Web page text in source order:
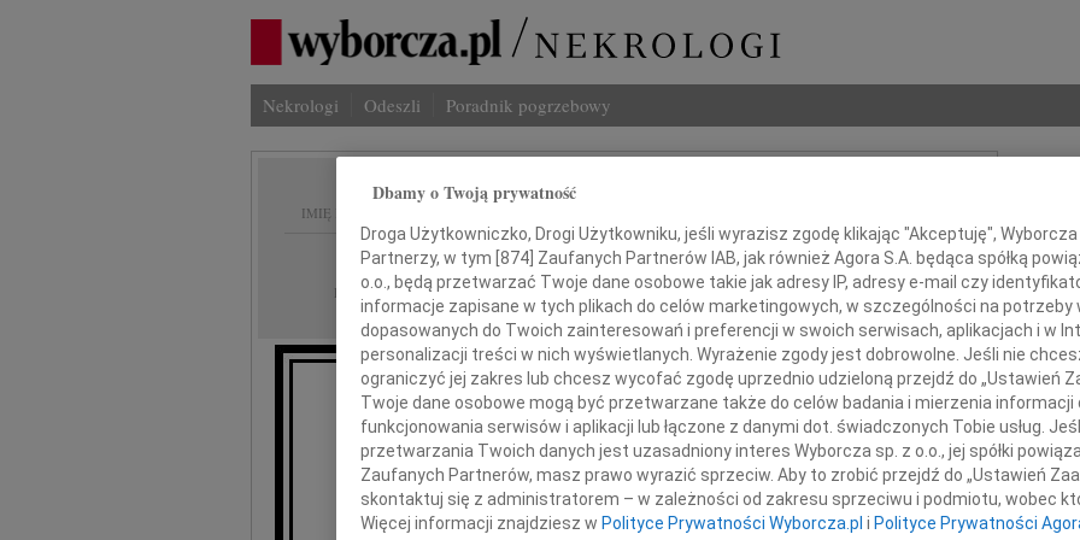
Nekrologi Odeszli Poradnik pogrzebowy
IMIĘ I NAZWISKO:
REGION: Warszawa
DATA EMISJI: 18.06.2009
Z wielkim smutkiem przyjęliśmy wiadomość o śmierci
prof. dr hab. n. med.
INNE
Asia
Asia
Z
W
Dbamy o Twoją prywatność
Droga Użytkowniczko, Drogi Użytkowniku, jeśli wyrazisz zgodę klikając "Akceptuję",
Partnerzy, w tym [874] Zaufanych Partnerów IAB, jak również Agora S.A. będąca spółką
o.o., będą przetwarzać Twoje dane osobowe takie jak adresy IP, adresy e-mail czy
informacje zapisane w tych plikach do celów marketingowych, w szczególności na potrzeby
dopasowanych do Twoich zainteresowań i preferencji w swoich serwisach, aplikacjach i w
personalizacji treści w nich wyświetlanych. Wyrażenie zgody jest dobrowolne. Jeśli nie
ograniczyć jej zakres lub chcesz wycofać zgodę uprzednio udzieloną przejdź do „Ustawień
Twoje dane osobowe mogą być przetwarzane także do celów badania i mierzenia
funkcjonowania serwisów i aplikacji lub łączone z danymi dot. świadczonych Tobie usług.
przetwarzania Twoich danych jest uzasadniony interes Wyborcza sp. z o.o., jej spółki
Zaufanych Partnerów, masz prawo wyrazić sprzeciw. Aby to zrobić przejdź do „Ustawień
skontaktuj się z administratorem – w zależności od zakresu sprzeciwu i podmiotu, wobec
Więcej informacji znajdziesz w Polityce Prywatności Wyborcza.pl i Polityce Prywatności